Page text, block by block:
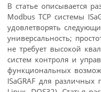
В статье описывается
Modbus TCP системы
удовлетворять
универсальность;
не требует высокой
систем контроля и
функциональных
ISaGRAF для